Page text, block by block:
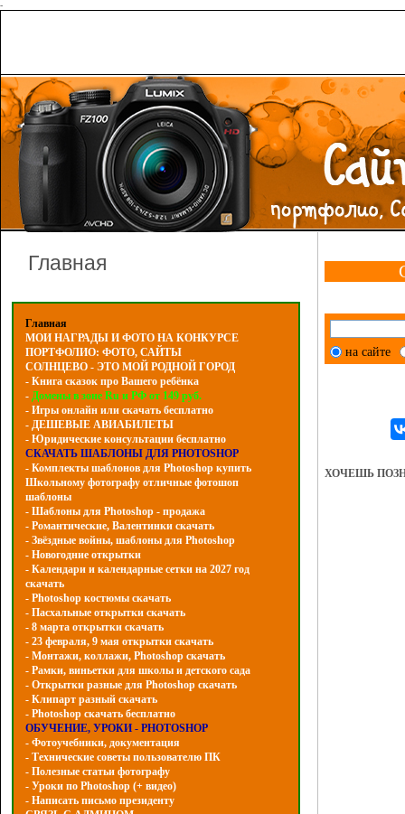
-
Главная
Главная
МОИ НАГРАДЫ И ФОТО НА КОНКУРСЕ
ПОРТФОЛИО: ФОТО, САЙТЫ
СОЛНЦЕВО - ЭТО МОЙ РОДНОЙ ГОРОД
- Книга сказок про Вашего ребёнка
- Домены в зоне Ru и РФ от 149 руб.
- Игры онлайн или скачать бесплатно
- ДЕШЕВЫЕ АВИАБИЛЕТЫ
- Юридические консультации бесплатно
СКАЧАТЬ ШАБЛОНЫ ДЛЯ PHOTOSHOP
- Комплекты шаблонов для Photoshop купить
Школьному фотографу отличные фотошоп
шаблоны
- Шаблоны для Photoshop - продажа
- Романтические, Валентинки скачать
- Звёздные войны, шаблоны для Photoshop
- Hовогодние открытки
- Календари и календарные сетки на 2027 год
скачать
- Photoshop костюмы скачать
- Пасхальные открытки скачать
- 8 марта открытки скачать
- 23 февраля, 9 мая открытки скачать
- Монтажи, коллажи, Photoshop скачать
- Рамки, виньетки для школы и детского сада
- Открытки разные для Photoshop скачать
- Клипарт разный скачать
- Photoshop скачать бесплатно
ОБУЧЕНИЕ, УРОКИ - PHOTOSHOP
- Фотоучебники, документация
- Технические советы пользователю ПК
- Полезные статьи фотографу
- Уроки по Photoshop (+ видео)
- Написать письмо президенту
на сайте
ХОЧЕШЬ